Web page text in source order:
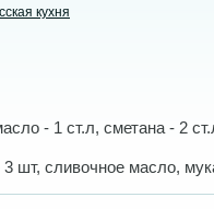
кухня
- 1 ст.л, сметана - 2
3 шт, сливочное масло,